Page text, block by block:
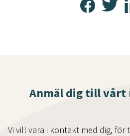
Anmäl dig till vårt
Vi vill vara i kontakt med dig, för